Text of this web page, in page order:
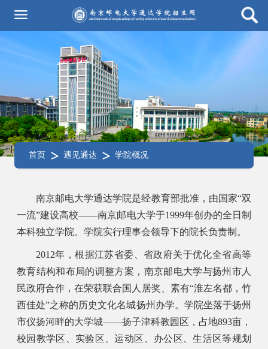
首页 遇见通达 学院概况
南京邮电大学通达学院是经教育部批准，由国家“双
一流”建设高校——南京邮电大学于1999年创办的全日制
本科独立学院。学院实行理事会领导下的院长负责制。
2012年，根据江苏省委、省政府关于优化全省高等
教育结构和布局的调整方案，南京邮电大学与扬州市人
民政府合作，在荣获联合国人居奖、素有“淮左名都，竹
西佳处”之称的历史文化名城扬州办学。学院坐落于扬州
市仪扬河畔的大学城——扬子津科教园区，占地893亩，
校园教学区、实验区、运动区、办公区、生活区等规划